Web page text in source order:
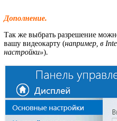
Дополнение.
Так же выбрать разрешение
вашу видеокарту (например, в
настройки»).